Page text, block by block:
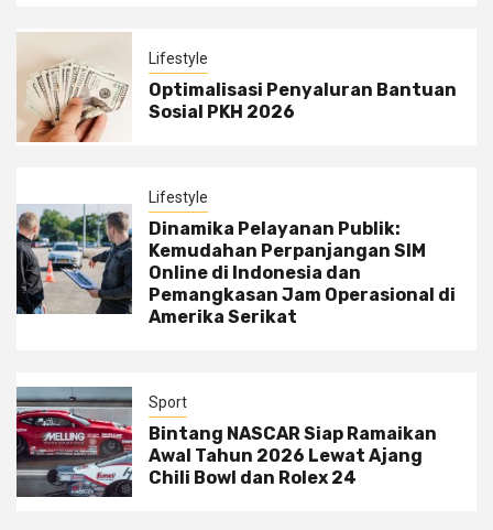
Lifestyle
Optimalisasi Penyaluran Bantuan
Sosial PKH 2026
Lifestyle
Dinamika Pelayanan Publik:
Kemudahan Perpanjangan SIM
Online di Indonesia dan
Pemangkasan Jam Operasional di
Amerika Serikat
Sport
Bintang NASCAR Siap Ramaikan
Awal Tahun 2026 Lewat Ajang
Chili Bowl dan Rolex 24